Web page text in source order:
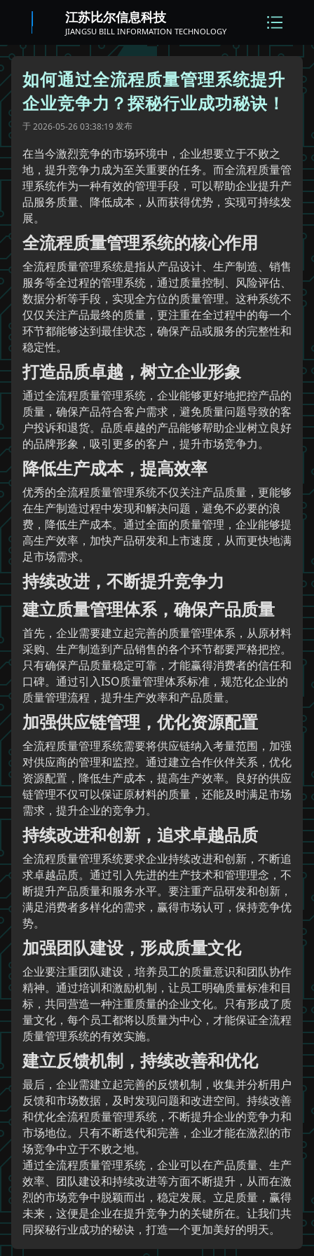
江苏比尔信息科技
JIANGSU BILL INFORMATION TECHNOLOGY
如何通过全流程质量管理系统提升
企业竞争力？探秘行业成功秘诀！
于2026-05-26 03:38:19发布
在当今激烈竞争的市场环境中，企业想要立于不败之
地，提升竞争力成为至关重要的任务。而全流程质量管
理系统作为一种有效的管理手段，可以帮助企业提升产
品服务质量、降低成本，从而获得优势，实现可持续发
展。
全流程质量管理系统的核心作用
全流程质量管理系统是指从产品设计、生产制造、销售
服务等全过程的管理系统，通过质量控制、风险评估、
数据分析等手段，实现全方位的质量管理。这种系统不
仅仅关注产品最终的质量，更注重在全过程中的每一个
环节都能够达到最佳状态，确保产品或服务的完整性和
稳定性。
打造品质卓越，树立企业形象
通过全流程质量管理系统，企业能够更好地把控产品的
质量，确保产品符合客户需求，避免质量问题导致的客
户投诉和退货。品质卓越的产品能够帮助企业树立良好
的品牌形象，吸引更多的客户，提升市场竞争力。
降低生产成本，提高效率
优秀的全流程质量管理系统不仅关注产品质量，更能够
在生产制造过程中发现和解决问题，避免不必要的浪
费，降低生产成本。通过全面的质量管理，企业能够提
高生产效率，加快产品研发和上市速度，从而更快地满
足市场需求。
持续改进，不断提升竞争力
建立质量管理体系，确保产品质量
首先，企业需要建立起完善的质量管理体系，从原材料
采购、生产制造到产品销售的各个环节都要严格把控。
只有确保产品质量稳定可靠，才能赢得消费者的信任和
口碑。通过引入ISO质量管理体系标准，规范化企业的
质量管理流程，提升生产效率和产品质量。
加强供应链管理，优化资源配置
全流程质量管理系统需要将供应链纳入考量范围，加强
对供应商的管理和监控。通过建立合作伙伴关系，优化
资源配置，降低生产成本，提高生产效率。良好的供应
链管理不仅可以保证原材料的质量，还能及时满足市场
需求，提升企业的竞争力。
持续改进和创新，追求卓越品质
全流程质量管理系统要求企业持续改进和创新，不断追
求卓越品质。通过引入先进的生产技术和管理理念，不
断提升产品质量和服务水平。要注重产品研发和创新，
满足消费者多样化的需求，赢得市场认可，保持竞争优
势。
加强团队建设，形成质量文化
企业要注重团队建设，培养员工的质量意识和团队协作
精神。通过培训和激励机制，让员工明确质量标准和目
标，共同营造一种注重质量的企业文化。只有形成了质
量文化，每个员工都将以质量为中心，才能保证全流程
质量管理系统的有效实施。
建立反馈机制，持续改善和优化
最后，企业需建立起完善的反馈机制，收集并分析用户
反馈和市场数据，及时发现问题和改进空间。持续改善
和优化全流程质量管理系统，不断提升企业的竞争力和
市场地位。只有不断迭代和完善，企业才能在激烈的市
场竞争中立于不败之地。
通过全流程质量管理系统，企业可以在产品质量、生产
效率、团队建设和持续改进等方面不断提升，从而在激
烈的市场竞争中脱颖而出，稳定发展。立足质量，赢得
未来，这便是企业在提升竞争力的关键所在。让我们共
同探秘行业成功的秘诀，打造一个更加美好的明天。